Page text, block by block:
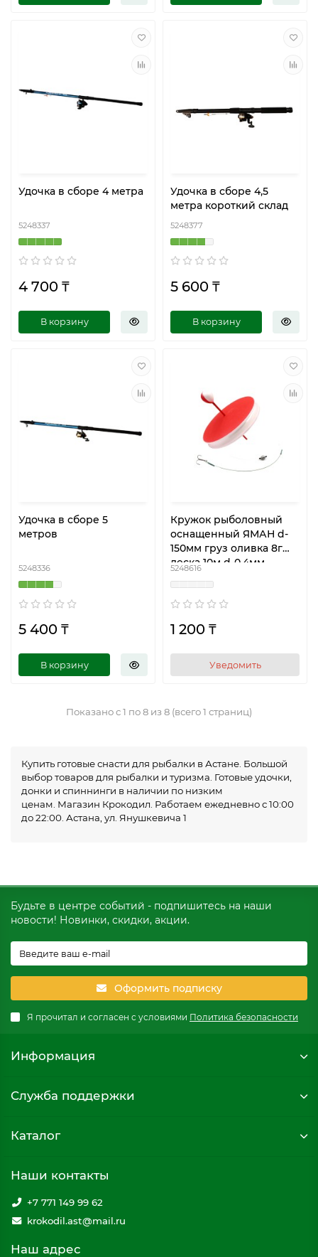
Удочка в сборе 4 метра
5248337
4 700 ₸
В корзину
Удочка в сборе 4,5
метра короткий склад
5248377
5 600 ₸
В корзину
Удочка в сборе 5
метров
5248336
5 400 ₸
В корзину
Кружок рыболовный
оснащенный ЯМАН d-
150мм груз оливка 8г
леска 10м d-0,4мм
5248616
1 200 ₸
Уведомить
Показано с 1 по 8 из 8 (всего 1 страниц)
Купить готовые снасти для рыбалки в Астане. Большой
выбор товаров для рыбалки и туризма. Готовые удочки,
донки и спиннинги в наличии по низким
ценам. Магазин Крокодил. Работаем ежедневно с 10:00
до 22:00. Астана, ул. Янушкевича 1
Будьте в центре событий - подпишитесь на наши
новости! Новинки, скидки, акции.
Оформить подписку
Я прочитал и согласен с условиями Политика безопасности
Информация
Служба поддержки
Каталог
Наши контакты
+7 771 149 99 62
krokodil.ast@mail.ru
Наш адрес